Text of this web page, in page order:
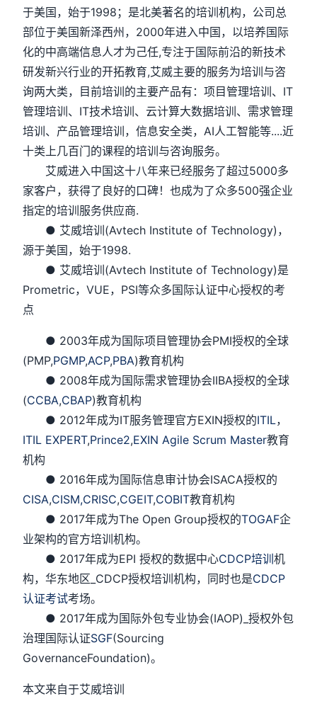
于美国，始于1998；是北美著名的培训机构，公司总
部位于美国新泽西州，2000年进入中国，以培养国际
化的中高端信息人才为己任,专注于国际前沿的新技术
研发新兴行业的开拓教育,艾威主要的服务为培训与咨
询两大类，目前培训的主要产品有：项目管理培训、IT
管理培训、IT技术培训、云计算大数据培训、需求管理
培训、产品管理培训，信息安全类，AI人工智能等....近
十类上几百门的课程的培训与咨询服务。
艾威进入中国这十八年来已经服务了超过5000多
家客户，获得了良好的口碑！也成为了众多500强企业
指定的培训服务供应商.
● 艾威培训(Avtech Institute of Technology)，
源于美国，始于1998.
● 艾威培训(Avtech Institute of Technology)是
Prometric，VUE，PSI等众多国际认证中心授权的考
点
● 2003年成为国际项目管理协会PMI授权的全球
(PMP,PGMP,ACP,PBA)教育机构
● 2008年成为国际需求管理协会IIBA授权的全球
(CCBA,CBAP)教育机构
● 2012年成为IT服务管理官方EXIN授权的ITIL，
ITIL EXPERT,Prince2,EXIN Agile Scrum Master教育
机构
● 2016年成为国际信息审计协会ISACA授权的
CISA,CISM,CRISC,CGEIT,COBIT教育机构
● 2017年成为The Open Group授权的TOGAF企
业架构的官方培训机构。
● 2017年成为EPI 授权的数据中心CDCP培训机
构，华东地区_CDCP授权培训机构，同时也是CDCP
认证考试考场。
● 2017年成为国际外包专业协会(IAOP)_授权外包
治理国际认证SGF(Sourcing
GovernanceFoundation)。
本文来自于艾威培训